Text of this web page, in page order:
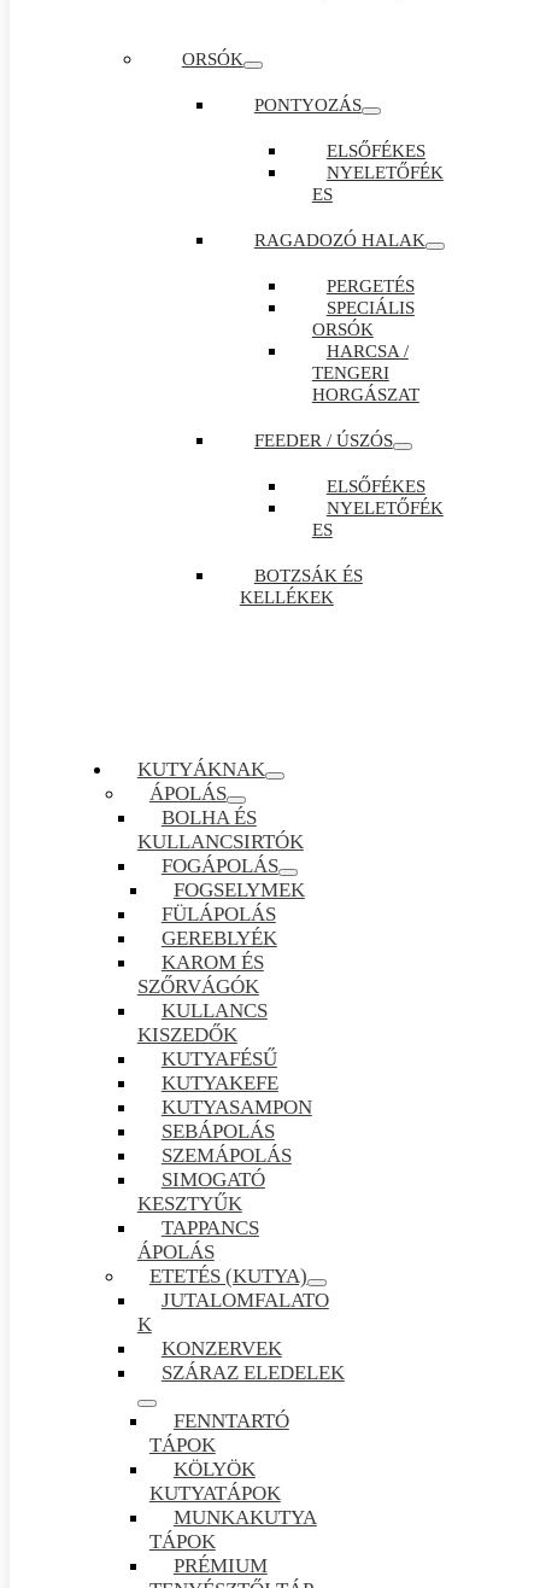
ORSÓK
PONTYOZÁS
ELSŐFÉKES
NYELETŐFÉK
ES
RAGADOZÓ HALAK
PERGETÉS
SPECIÁLIS
ORSÓK
HARCSA /
TENGERI
HORGÁSZAT
FEEDER / ÚSZÓS
ELSŐFÉKES
NYELETŐFÉK
ES
BOTZSÁK ÉS
KELLÉKEK
KUTYÁKNAK
ÁPOLÁS
BOLHA ÉS
KULLANCSIRTÓK
FOGÁPOLÁS
FOGSELYMEK
FÜLÁPOLÁS
GEREBLYÉK
KAROM ÉS
SZŐRVÁGÓK
KULLANCS
KISZEDŐK
KUTYAFÉSŰ
KUTYAKEFE
KUTYASAMPON
SEBÁPOLÁS
SZEMÁPOLÁS
SIMOGATÓ
KESZTYŰK
TAPPANCS
ÁPOLÁS
ETETÉS (KUTYA)
JUTALOMFALATO
K
KONZERVEK
SZÁRAZ ELEDELEK
FENNTARTÓ
TÁPOK
KÖLYÖK
KUTYATÁPOK
MUNKAKUTYA
TÁPOK
PRÉMIUM